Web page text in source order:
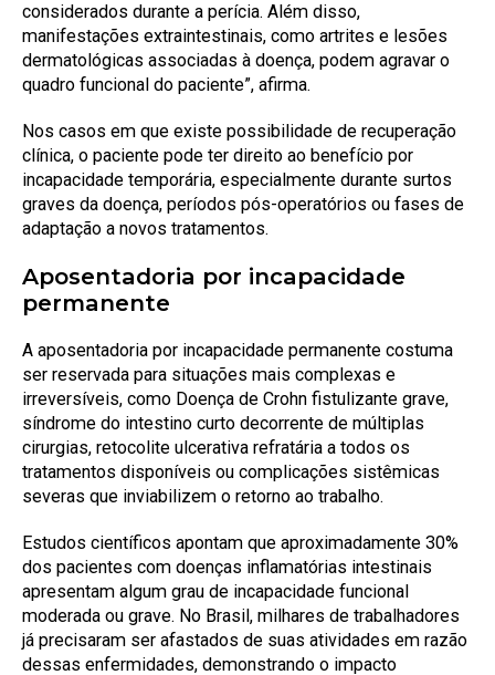
considerados durante a perícia. Além disso,
manifestações extraintestinais, como artrites e lesões
dermatológicas associadas à doença, podem agravar o
quadro funcional do paciente”, afirma.
Nos casos em que existe possibilidade de recuperação
clínica, o paciente pode ter direito ao benefício por
incapacidade temporária, especialmente durante surtos
graves da doença, períodos pós-operatórios ou fases de
adaptação a novos tratamentos.
Aposentadoria por incapacidade
permanente
A aposentadoria por incapacidade permanente costuma
ser reservada para situações mais complexas e
irreversíveis, como Doença de Crohn fistulizante grave,
síndrome do intestino curto decorrente de múltiplas
cirurgias, retocolite ulcerativa refratária a todos os
tratamentos disponíveis ou complicações sistêmicas
severas que inviabilizem o retorno ao trabalho.
Estudos científicos apontam que aproximadamente 30%
dos pacientes com doenças inflamatórias intestinais
apresentam algum grau de incapacidade funcional
moderada ou grave. No Brasil, milhares de trabalhadores
já precisaram ser afastados de suas atividades em razão
dessas enfermidades, demonstrando o impacto